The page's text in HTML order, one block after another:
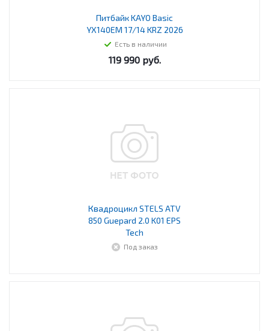
Питбайк KAYO Basic
YX140EM 17/14 KRZ 2026
Есть в наличии
119 990руб.
Квадроцикл STELS ATV
850 Guepard 2.0 K01 EPS
Tech
Под заказ